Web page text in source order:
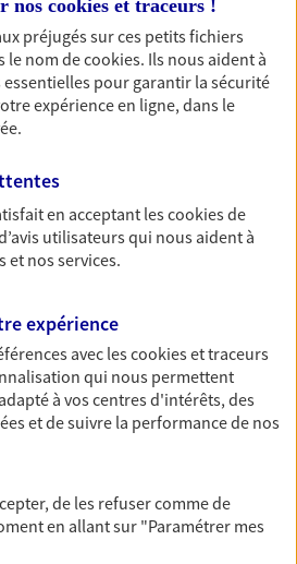
ce nouveau chapitre de
Epargne Retraite)
pour la retraite.
assurez-vous avec notre
Préservez vos proches en cas
en optant pour les
temporaire totale de travail,
nos cookies et traceurs !
préjugés sur ces petits fichiers
le nom decookies. Ils nous aident à
pour garantir la sécurité
expérience en ligne, dans le
en acceptant lescookiesde
utilisateurs qui nous aident à
et nos services.
expérience
avec lescookies et traceurs
qui nous permettent
à vos centres d'intérêts, des
et de suivre la performance de nos
de les refuser comme de
en allant sur "Paramétrer mes